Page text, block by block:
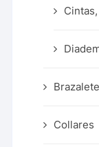
Collares